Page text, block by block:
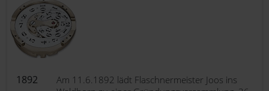
1892
Am 11.6.1892 lädt Flaschnermeister Joos ins